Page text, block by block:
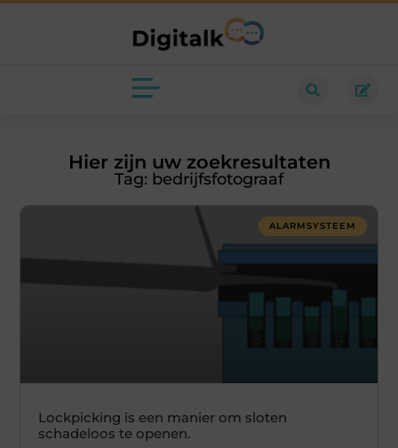
Hier zijn uw zoekresultaten
Tag: bedrijfsfotograaf
ALARMSYSTEEM
Lockpicking is een manier om sloten
schadeloos te openen.